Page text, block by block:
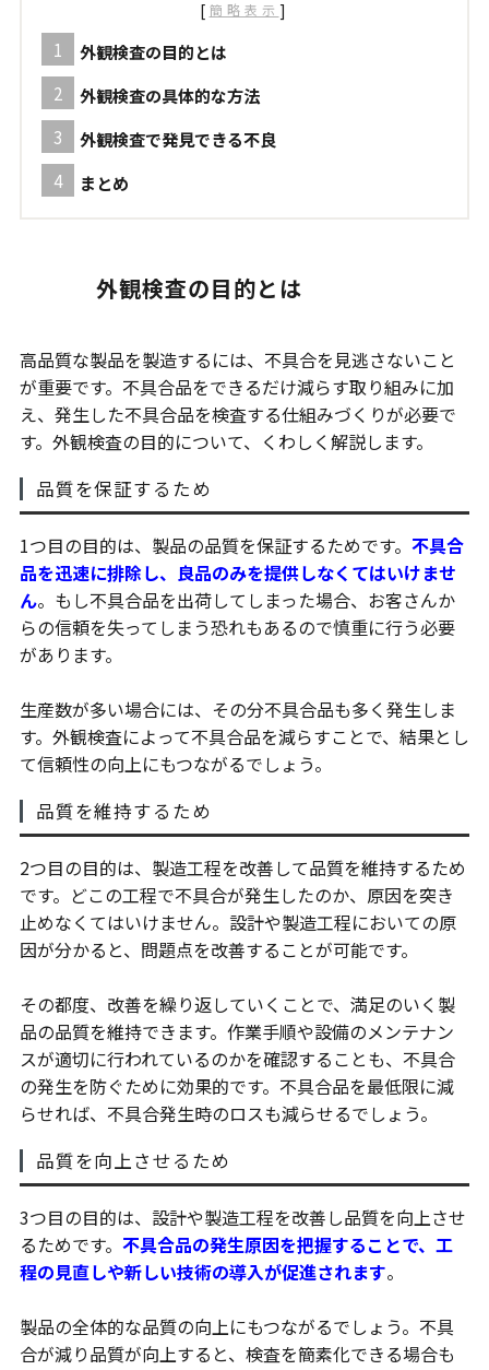
[ 簡略表示 ]
外観検査の目的とは
外観検査の具体的な方法
外観検査で発見できる不良
まとめ
外観検査の目的とは
高品質な製品を製造するには、不具合を見逃さないこと
が重要です。不具合品をできるだけ減らす取り組みに加
え、発生した不具合品を検査する仕組みづくりが必要で
す。外観検査の目的について、くわしく解説します。
品質を保証するため
1つ目の目的は、製品の品質を保証するためです。 不具合
品を迅速に排除し、良品のみを提供しなくてはいけませ
ん。もし不具合品を出荷してしまった場合、お客さんか
らの信頼を失ってしまう恐れもあるので慎重に行う必要
があります。
生産数が多い場合には、その分不具合品も多く発生しま
す。外観検査によって不具合品を減らすことで、結果とし
て信頼性の向上にもつながるでしょう。
品質を維持するため
2つ目の目的は、製造工程を改善して品質を維持するため
です。どこの工程で不具合が発生したのか、原因を突き
止めなくてはいけません。設計や製造工程においての原
因が分かると、問題点を改善することが可能です。
その都度、改善を繰り返していくことで、満足のいく製
品の品質を維持できます。作業手順や設備のメンテナン
スが適切に行われているのかを確認することも、不具合
の発生を防ぐために効果的です。不具合品を最低限に減
らせれば、不具合発生時のロスも減らせるでしょう。
品質を向上させるため
3つ目の目的は、設計や製造工程を改善し品質を向上させ
るためです。 不具合品の発生原因を把握することで、工
程の見直しや新しい技術の導入が促進されます。
製品の全体的な品質の向上にもつながるでしょう。不具
合が減り品質が向上すると、検査を簡素化できる場合も